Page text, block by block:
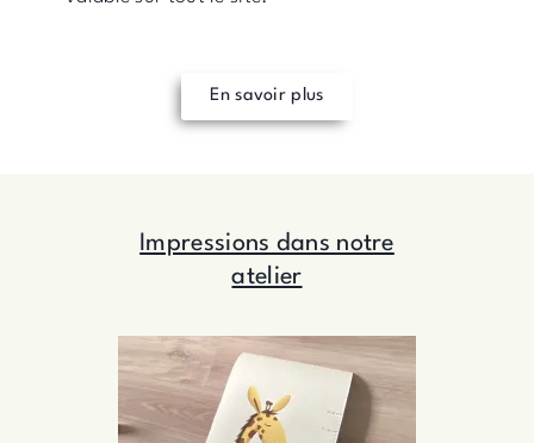
En savoir plus
Impressions dans notre
atelier